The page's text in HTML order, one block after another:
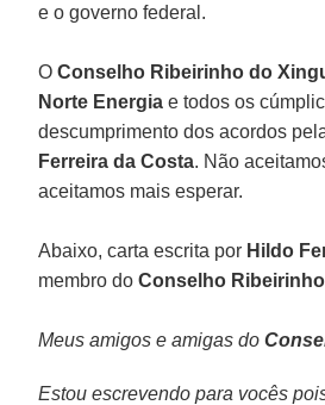
e o governo federal.
OConselho Ribeirinho do
Norte Energia e todos os
descumprimento dos acordos
Ferreira da Costa. Não
aceitamos mais esperar.
Abaixo, carta escrita por Hildo
membro doConselho Ribeirinho
Meus amigos e amigas do
Estou escrevendo para vocês